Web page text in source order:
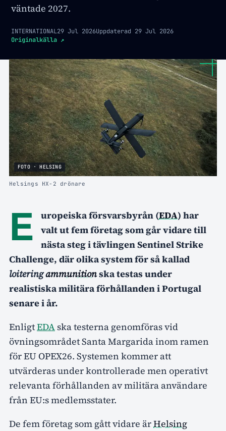
väntade 2027.
INTERNATIONAL29 Jul 2026Uppdaterad 29 Jul 2026
Originalkälla ↗
FOTO · HELSING
Helsings HX-2 drönare
E uropeiska försvarsbyrån (EDA) har
valt ut fem företag som går vidare till
nästa steg i tävlingen Sentinel Strike
Challenge, där olika system för så kallad
loiteringammunitionska testas under
realistiska militära förhållanden i Portugal
senare i år.
EnligtEDA ska testerna genomföras vid
övningsområdet Santa Margarida inom ramen
för EU OPEX26. Systemen kommer att
utvärderas under kontrollerade men operativt
relevanta förhållanden av militära användare
från EU:s medlemsstater.
De fem företag som gått vidare ärHelsing